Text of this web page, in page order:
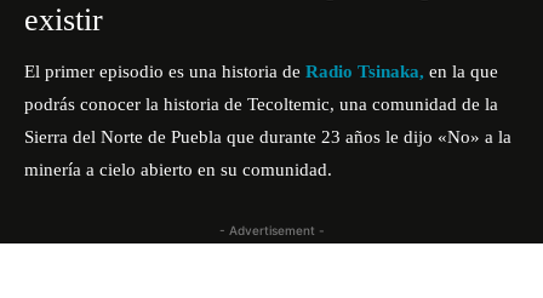
existir
El primer episodio es una historia de Radio Tsinaka, en la que
podrás conocer la historia de Tecoltemic, una comunidad de la
Sierra del Norte de Puebla que durante 23 años le dijo «No» a la
minería a cielo abierto en su comunidad.
- Advertisement -